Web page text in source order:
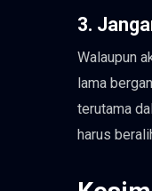
3.
Walaupun
lama
terutama
harus